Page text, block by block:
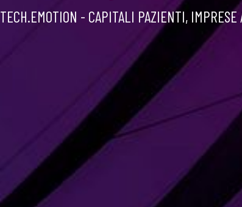
TECH.EMOTION - CAPITALI PAZIENTI, IMPRESE